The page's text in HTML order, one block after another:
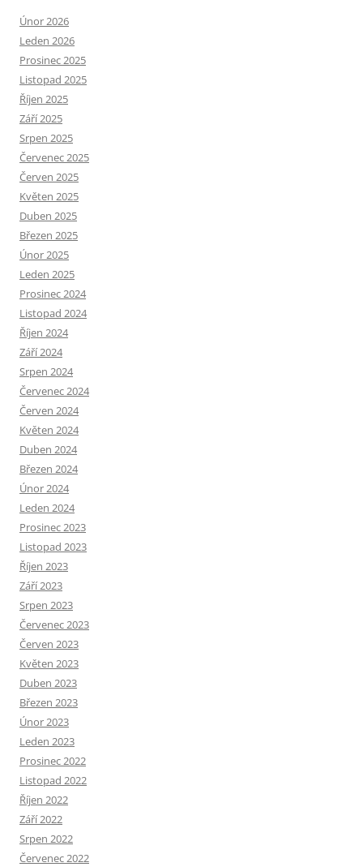
Únor 2026
Leden 2026
Prosinec 2025
Listopad 2025
Říjen 2025
Září 2025
Srpen 2025
Červenec 2025
Červen 2025
Květen 2025
Duben 2025
Březen 2025
Únor 2025
Leden 2025
Prosinec 2024
Listopad 2024
Říjen 2024
Září 2024
Srpen 2024
Červenec 2024
Červen 2024
Květen 2024
Duben 2024
Březen 2024
Únor 2024
Leden 2024
Prosinec 2023
Listopad 2023
Říjen 2023
Září 2023
Srpen 2023
Červenec 2023
Červen 2023
Květen 2023
Duben 2023
Březen 2023
Únor 2023
Leden 2023
Prosinec 2022
Listopad 2022
Říjen 2022
Září 2022
Srpen 2022
Červenec 2022